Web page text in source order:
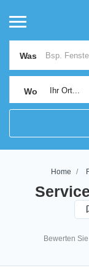
Was
Wo Ihr Ort...
Home
Bewerten